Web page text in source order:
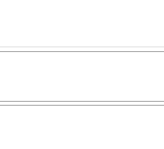
Os
autorizados a colocar